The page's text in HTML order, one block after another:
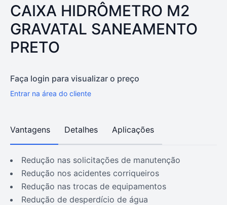
PRODUTO:
CAIXA HIDRÔMETRO M2
GRAVATAL SANEAMENTO
PRETO
Faça login para visualizar o preço
Entrar na área do cliente
Vantagens Detalhes Aplicações
redução nas solicitações de manutenção
redução nos acidentes corriqueiros
redução nas trocas de equipamentos
redução de desperdício de água